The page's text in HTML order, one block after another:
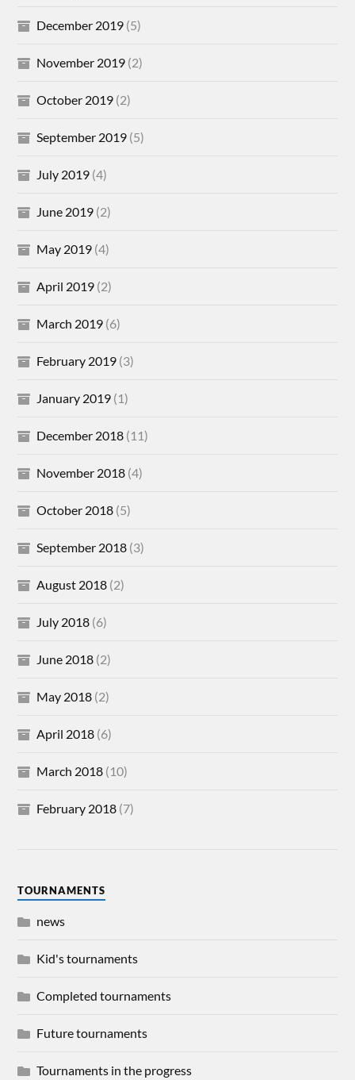
December 2019 (5)
November 2019 (2)
October 2019 (2)
September 2019 (5)
July 2019 (4)
June 2019 (2)
May 2019 (4)
April 2019 (2)
March 2019 (6)
February 2019 (3)
January 2019 (1)
December 2018 (11)
November 2018 (4)
October 2018 (5)
September 2018 (3)
August 2018 (2)
July 2018 (6)
June 2018 (2)
May 2018 (2)
April 2018 (6)
March 2018 (10)
February 2018 (7)
TOURNAMENTS
news
Kid's tournaments
Completed tournaments
Future tournaments
Tournaments in the progress